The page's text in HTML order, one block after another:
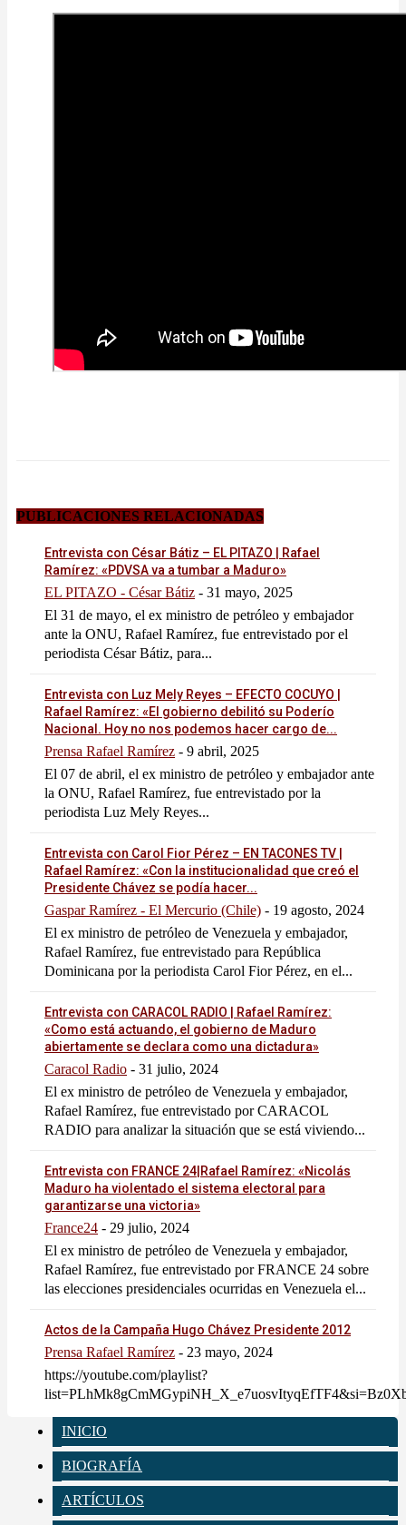
PUBLICACIONES RELACIONADAS
Entrevista con César Bátiz – EL PITAZO | Rafael
Ramírez: «PDVSA va a tumbar a Maduro»
EL PITAZO - César Bátiz - 31 mayo, 2025
El 31 de mayo, el ex ministro de petróleo y embajador
ante la ONU, Rafael Ramírez, fue entrevistado por el
periodista César Bátiz, para...
Entrevista con Luz Mely Reyes – EFECTO COCUYO |
Rafael Ramírez: «El gobierno debilitó su Poderío
Nacional. Hoy no nos podemos hacer cargo de...
Prensa Rafael Ramírez - 9 abril, 2025
El 07 de abril, el ex ministro de petróleo y embajador ante
la ONU, Rafael Ramírez, fue entrevistado por la
periodista Luz Mely Reyes...
Entrevista con Carol Fior Pérez – EN TACONES TV |
Rafael Ramírez: «Con la institucionalidad que creó el
Presidente Chávez se podía hacer...
Gaspar Ramírez - El Mercurio (Chile) - 19 agosto, 2024
El ex ministro de petróleo de Venezuela y embajador,
Rafael Ramírez, fue entrevistado para República
Dominicana por la periodista Carol Fior Pérez, en el...
Entrevista con CARACOL RADIO | Rafael Ramírez:
«Como está actuando, el gobierno de Maduro
abiertamente se declara como una dictadura»
Caracol Radio - 31 julio, 2024
El ex ministro de petróleo de Venezuela y embajador,
Rafael Ramírez, fue entrevistado por CARACOL
RADIO para analizar la situación que se está viviendo...
Entrevista con FRANCE 24|Rafael Ramírez: «Nicolás
Maduro ha violentado el sistema electoral para
garantizarse una victoria»
France24 - 29 julio, 2024
El ex ministro de petróleo de Venezuela y embajador,
Rafael Ramírez, fue entrevistado por FRANCE 24 sobre
las elecciones presidenciales ocurridas en Venezuela el...
Actos de la Campaña Hugo Chávez Presidente 2012
Prensa Rafael Ramírez - 23 mayo, 2024
https://youtube.com/playlist?
INICIO
BIOGRAFÍA
ARTÍCULOS